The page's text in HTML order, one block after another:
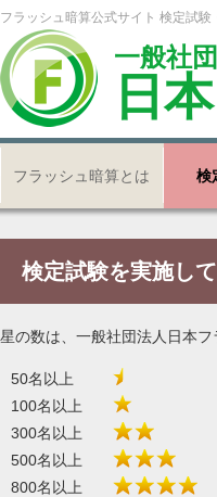
フラッシュ暗算公式サイト 検定試
一般社
日
フラッシュ暗算とは 検
検定試験を実施し
星の数は、一般社団法人日本
50名以上
100名以上
300名以上
500名以上
800名以上